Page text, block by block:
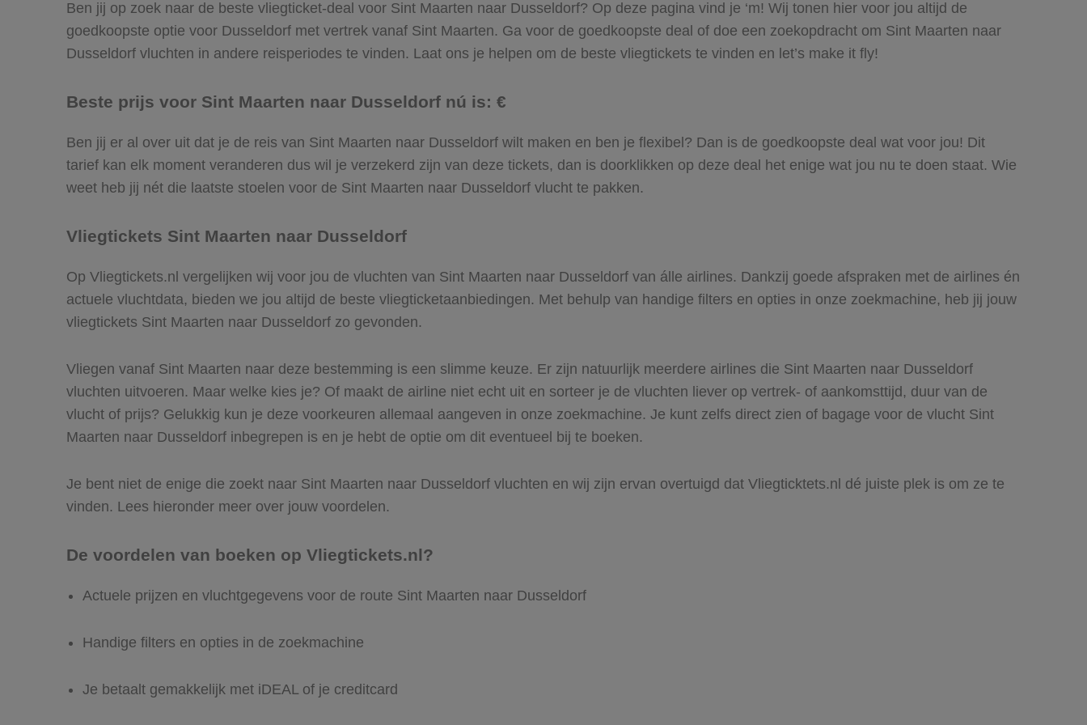
Ben jij op zoek naar de beste vliegticket-deal voor Sint Maarten naar Dusseldorf? Op deze pagina vind je ‘m! Wij tonen hier voor jou altijd de
goedkoopste optie voor Dusseldorf met vertrek vanaf Sint Maarten. Ga voor de goedkoopste deal of doe een zoekopdracht om Sint Maarten naar
Dusseldorf vluchten in andere reisperiodes te vinden. Laat ons je helpen om de beste vliegtickets te vinden en let’s make it fly!
Beste prijs voor Sint Maarten naar Dusseldorf nú is: €
Ben jij er al over uit dat je de reis van Sint Maarten naar Dusseldorf wilt maken en ben je flexibel? Dan is de goedkoopste deal wat voor jou! Dit
tarief kan elk moment veranderen dus wil je verzekerd zijn van deze tickets, dan is doorklikken op deze deal het enige wat jou nu te doen staat. Wie
weet heb jij nét die laatste stoelen voor de Sint Maarten naar Dusseldorf vlucht te pakken.
Vliegtickets Sint Maarten naar Dusseldorf
Op Vliegtickets.nl vergelijken wij voor jou de vluchten van Sint Maarten naar Dusseldorf van álle airlines. Dankzij goede afspraken met de airlines én
actuele vluchtdata, bieden we jou altijd de beste vliegticketaanbiedingen. Met behulp van handige filters en opties in onze zoekmachine, heb jij jouw
vliegtickets Sint Maarten naar Dusseldorf zo gevonden.
Vliegen vanaf Sint Maarten naar deze bestemming is een slimme keuze. Er zijn natuurlijk meerdere airlines die Sint Maarten naar Dusseldorf
vluchten uitvoeren. Maar welke kies je? Of maakt de airline niet echt uit en sorteer je de vluchten liever op vertrek- of aankomsttijd, duur van de
vlucht of prijs? Gelukkig kun je deze voorkeuren allemaal aangeven in onze zoekmachine. Je kunt zelfs direct zien of bagage voor de vlucht Sint
Maarten naar Dusseldorf inbegrepen is en je hebt de optie om dit eventueel bij te boeken.
Je bent niet de enige die zoekt naar Sint Maarten naar Dusseldorf vluchten en wij zijn ervan overtuigd dat Vliegticktets.nl dé juiste plek is om ze te
vinden. Lees hieronder meer over jouw voordelen.
De voordelen van boeken op Vliegtickets.nl?
Actuele prijzen en vluchtgegevens voor de route Sint Maarten naar Dusseldorf
Handige filters en opties in de zoekmachine
Je betaalt gemakkelijk met iDEAL of je creditcard